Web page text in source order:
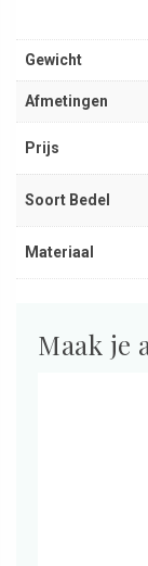
Gewicht
Afmetingen
Prijs
Soort Bedel
Materiaal
Maak je